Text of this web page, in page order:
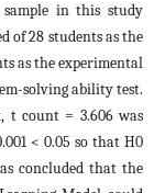
in this study
of 28 students as the
as the experimental
solving ability test.
t count = 3.606 was
< 0.05 so that H0
concluded that the